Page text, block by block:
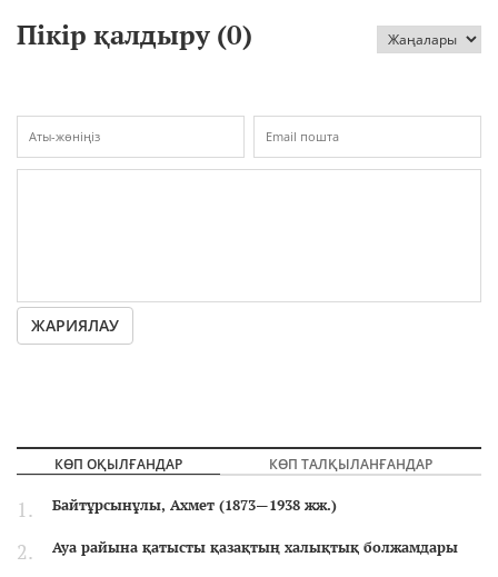
Пікір қалдыру (0)
ЖАРИЯЛАУ
КӨП ОҚЫЛҒАНДАР КӨП ТАЛҚЫЛАНҒАНДАР
Байтұрсынұлы, Ахмет (1873—1938 жж.)
Ауа райына қатысты қазақтың халықтық болжамдары